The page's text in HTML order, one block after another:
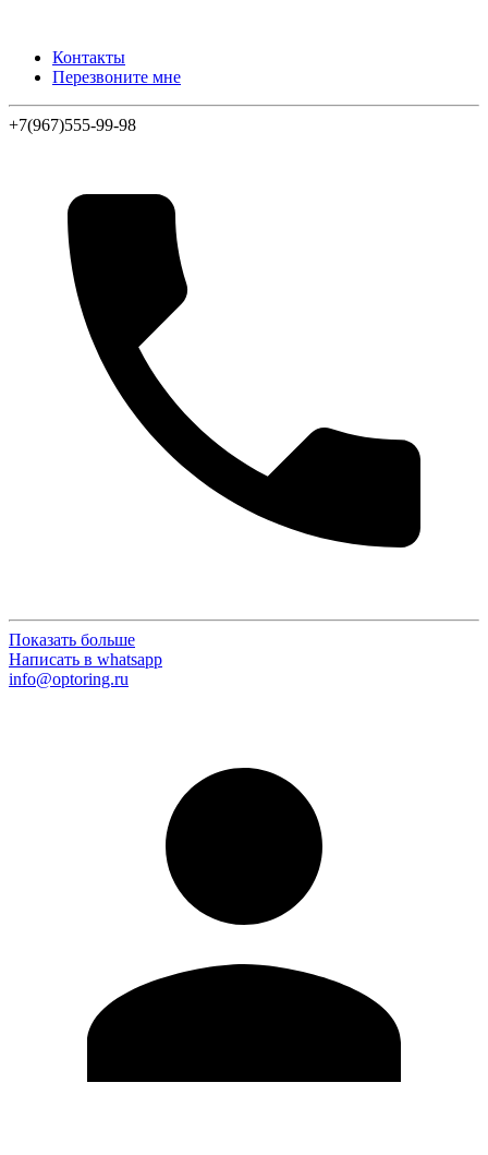
Контакты
Перезвоните мне
+7(967)555-99-98
Показать больше
Написать в whatsapp
info@optoring.ru